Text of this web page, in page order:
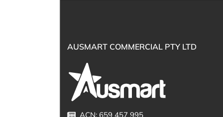
AUSMART COMMERCIAL PTY LTD
ACN: 659 457 995